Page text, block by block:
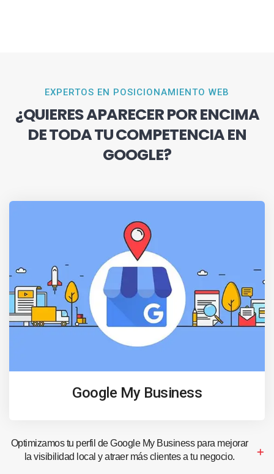
EXPERTOS EN POSICIONAMIENTO WEB
¿QUIERES APARECER POR ENCIMA
DE TODA TU COMPETENCIA EN
GOOGLE?
Google My Business
Optimizamos tu perfil de Google My Business para mejorar
la visibilidad local y atraer más clientes a tu negocio.